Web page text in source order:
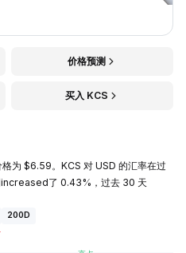
价格预测
买入 KCS
为 $6.59。KCS 对 USD 的汇率在过
了 0.43%，过去 30 天
200D